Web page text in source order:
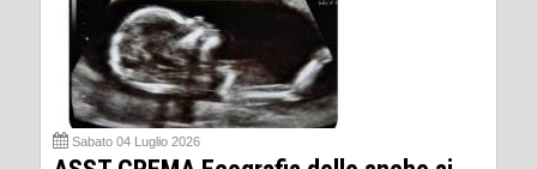
Sabato 04 Luglio 2026